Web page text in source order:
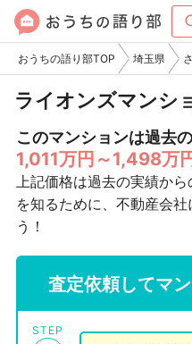
おうちの語り部TOP 埼玉県
ライオンズマンシ
このマンションは過去
1,011万円～1,498万
上記価格は過去の実績か
を知るために、不動産会
う！
査定依頼してマ
STEP